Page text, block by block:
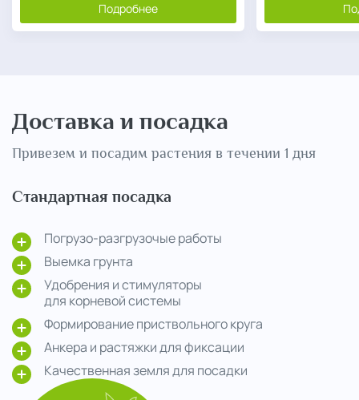
Подробнее
Доставка и посадка
Привезем и посадим растения в течении 1 дня
Стандартная посадка
Погрузо-разгрузочые работы
Выемка грунта
Удобрения и стимуляторы
для корневой системы
Формирование приствольного круга
Анкера и растяжки для фиксации
Качественная земля для посадки